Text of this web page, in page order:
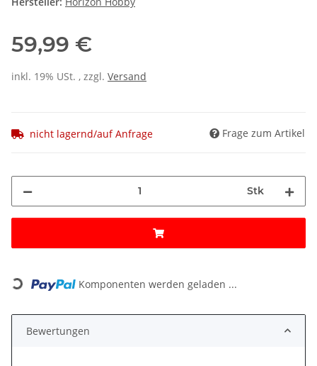
59,99 €
inkl. 19% USt. , zzgl. Versand
nicht lagernd/auf Anfrage Frage zum Artikel
Stk
Loading... Komponenten werden geladen ...
Bewertungen